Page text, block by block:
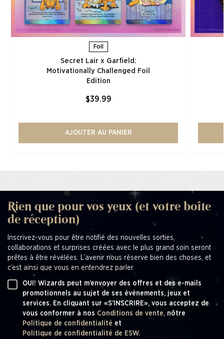
Foil
Secret Lair x Garfield:
Motivationally Challenged Foil
Edition​
$39.99
AJOUTER AU PANIER
Rien que pour vos yeux (et votre boîte
de réception)
Inscrivez-vous pour être notifié des nouvelles sorties,
collaborations et surprises créées avec le plus grand soin seront
prêtes à être révélées. L’avenir nous réserve bien des choses, et
c’est ainsi que vous en entendrez parler.
OUI! Wizards peut m’envoyer des offres et des e-mails
promotionnels au sujet de ses événements, jeux et
services. En cliquant sur «S’INSCRIRE», vous acceptez de
vous conformer à nos Conditions de vente, nôtre
Politique de confidentialité et
Politique de confidentialité de ESW.